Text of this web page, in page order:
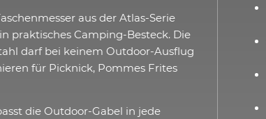
aus der Atlas-Serie
praktisches Camping-Besteck. Die
darf bei keinem Outdoor-Ausflug
für Picknick, Pommes Frites
die Outdoor-Gabel in jede